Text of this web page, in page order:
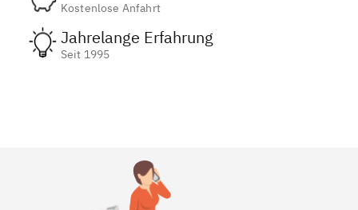
Kostenlose Anfahrt
Jahrelange Erfahrung
Seit 1995